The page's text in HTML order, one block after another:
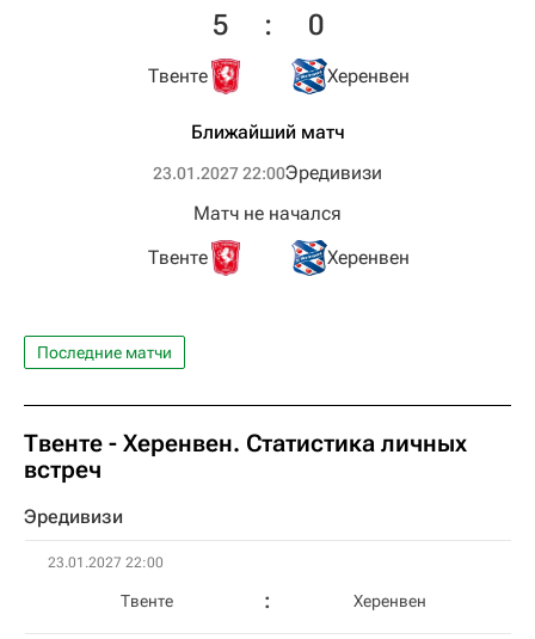
Твенте
5 : 0
Херенвен
Ближайший матч
23.01.2027 22:00Эредивизи
Твенте
Матч не начался
Херенвен
Последние матчи
Твенте - Херенвен. Статистика личных
встреч
Эредивизи
23.01.2027 22:00
Твенте Херенвен